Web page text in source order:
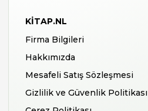
KITAP.NL
Firma Bilgileri
Hakkımızda
Mesafeli Satış Sözleşmesi
Gizlilik ve Güvenlik Politikası